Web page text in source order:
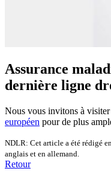
Assurance
dernière ligne
Nous vous invitons à visiter
européen pour de plus
NDLR: Cet article a été rédigé
anglais et en allemand.
Retour